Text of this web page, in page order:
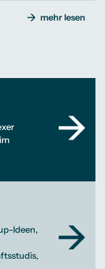
mehr lesen
Ideen,